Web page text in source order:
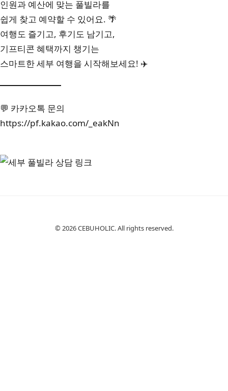
인원과 예산에 맞는 풀빌라를
쉽게 찾고 예약할 수 있어요. 🌴
여행도 즐기고, 후기도 남기고,
기프티콘 혜택까지 챙기는
스마트한 세부 여행을 시작해보세요! ✈️
💬 카카오톡 문의
https://pf.kakao.com/_eakNn
© 2026 CEBUHOLIC. All rights reserved.